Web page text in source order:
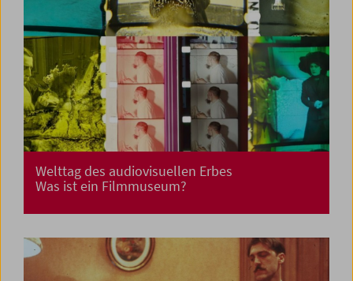
Welttag des audiovisuellen Erbes
Was ist ein Filmmuseum?